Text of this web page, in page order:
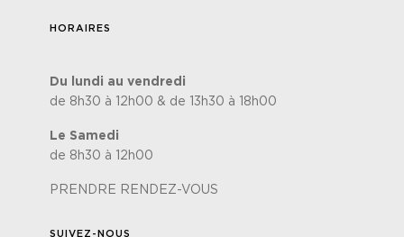
HORAIRES
Du lundi au vendredi
de 8h30 à 12h00 & de 13h30 à 18h00
Le Samedi
de 8h30 à 12h00
PRENDRE RENDEZ-VOUS
SUIVEZ-NOUS